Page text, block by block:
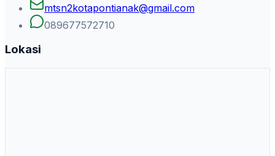
mtsn2kotapontianak@gmail.com
089677572710
Lokasi